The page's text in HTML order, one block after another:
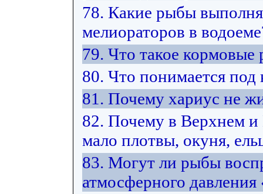
78. Какие рыбы
мелиораторов в
79. Что такое кормовые
80. Что понимается под
81. Почему хариус не
82. Почему в Верхнем
мало плотвы, окуня,
83. Могут ли рыбы
атмосферного